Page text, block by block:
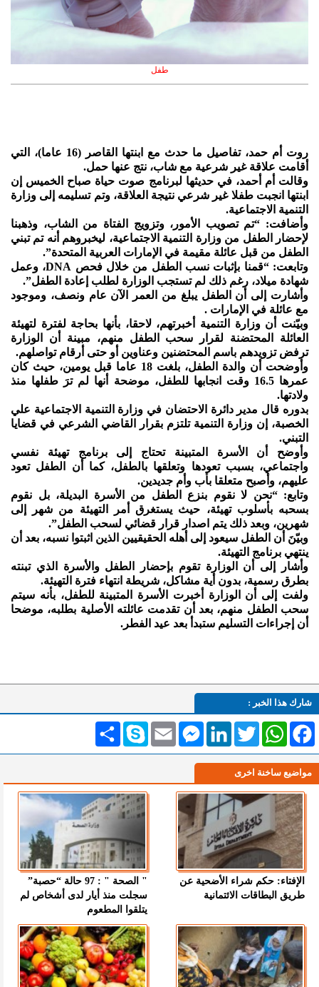
طفل
روت أم حمد، تفاصيل ما حدث مع ابنتها القاصر (16 عاما)، التي
أقامت علاقة غير شرعية مع شاب، نتج عنها حمل.
وقالت أم أحمد، في حديثها لبرنامج صوت حياة صباح الخميس إن
ابنتها انجبت طفلا غير شرعي نتيجة العلاقة، وتم تسليمه إلى وزارة
التنمية الاجتماعية.
وأضافت: “تم تصويب الأمور، وتزويج الفتاة من الشاب، وذهبنا
لإحضار الطفل من وزارة التنمية الاجتماعية، ليخبروهم أنه تم تبني
الطفل من قبل عائلة مقيمة في الإمارات العربية المتحدة”.
وتابعت: “قمنا بإثبات نسب الطفل من خلال فحص DNA، وعمل
شهادة ميلاد، رغم ذلك لم تستجب الوزارة لطلب إعادة الطفل”.
وأشارت إلى أن الطفل يبلغ من العمر الآن عام ونصف، وموجود
مع عائلة في الإمارات .
وبيّنت أن وزارة التنمية أخبرتهم، لاحقا، بأنها بحاجة لفترة لتهيئة
العائلة المحتضنة لقرار سحب الطفل منهم، مبينة أن الوزارة
ترفض تزويدهم باسم المحتضنين وعناوين أو حتى أرقام تواصلهم.
وأوضحت أن والدة الطفل، بلغت 18 عاما قبل يومين، حيث كان
عمرها 16.5 وقت انجابها للطفل، موضحة أنها لم ترَ طفلها منذ
ولادتها.
بدوره قال مدير دائرة الاحتضان في وزارة التنمية الاجتماعية علي
الخصبة، إن وزارة التنمية تلتزم بقرار القاضي الشرعي في قضايا
التبني.
وأوضح أن الأسرة المتبينة تحتاج إلى برنامج تهيئة نفسي
واجتماعي، بسبب تعودها وتعلقها بالطفل، كما أن الطفل تعود
عليهم، وأصبح متعلقا بأب وأم جديدين.
وتابع: “نحن لا نقوم بنزع الطفل من الأسرة البديلة، بل نقوم
بسحبه بأسلوب تهيئة، حيث يستغرق أمر التهيئة من شهر إلى
شهرين، وبعد ذلك يتم اصدار قرار قضائي لسحب الطفل”.
وبيّنَ أن الطفل سيعود إلى أهله الحقيقيين الذين اثبتوا نسبه، بعد أن
ينتهي برنامج التهيئة.
وأشار إلى أن الوزارة تقوم بإحضار الطفل والأسرة الذي تبنته
بطرق رسمية، بدون أية مشاكل، شريطة انتهاء فترة التهيئة.
ولفت إلى أن الوزارة أخبرت الأسرة المتبينة للطفل، بأنه سيتم
سحب الطفل منهم، بعد أن تقدمت عائلته الأصلية بطلبه، موضحا
أن إجراءات التسليم ستبدأ بعد عيد الفطر.
شارك هذا الخبر :
انشر Skype Email
MessengerLinkedInTwitterWhatsAppFacebook
مواضيع ساخنة اخرى
الإفتاء: حكم شراء الأضحية عن
طريق البطاقات الائتمانية
" الصحة " : 97 حالة “حصبة”
سجلت منذ أيار لدى أشخاص لم
يتلقوا المطعوم